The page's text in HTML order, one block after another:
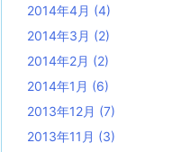
2014年4月 (4)
2014年3月 (2)
2014年2月 (2)
2014年1月 (6)
2013年12月 (7)
2013年11月 (3)